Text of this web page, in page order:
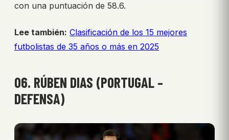
con una puntuación de 58.6.
Lee también: Clasificación de los 15 mejores
futbolistas de 35 años o más en 2025
06. RÚBEN DIAS (PORTUGAL –
DEFENSA)